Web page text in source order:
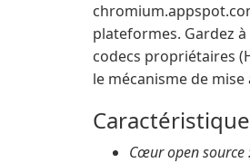
plateformes. Gardez
codecs propriétaires
le mécanisme de
Cœur open source